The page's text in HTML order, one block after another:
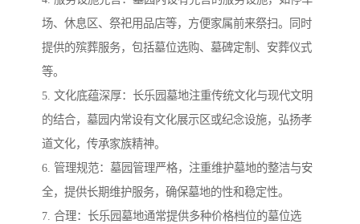
场、休息区、祭祀用品店等，方便家属前来祭扫。同时
提供的殡葬服务，包括墓位选购、墓碑定制、安葬仪式
等。
5. 文化底蕴深厚：长乐园墓地注重传统文化与现代文明
的结合，墓园内常设有文化展示区或纪念设施，弘扬孝
道文化，传承家族精神。
6. 管理规范：墓园管理严格，注重维护墓地的整洁与安
全，提供长期维护服务，确保墓地的性和稳定性。
7. 合理：长乐园墓地通常提供多种价格档位的墓位选